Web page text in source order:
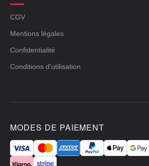
CGV
Mentions légales
Confidentialité
Conditions d'utilisation
MODES DE PAIEMENT